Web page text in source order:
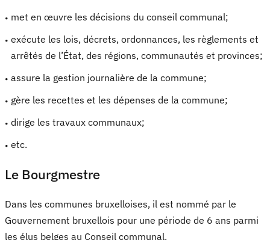
met en œuvre les décisions du conseil communal;
exécute les lois, décrets, ordonnances, les règlements et
arrêtés de l’État, des régions, communautés et provinces;
assure la gestion journalière de la commune;
gère les recettes et les dépenses de la commune;
dirige les travaux communaux;
etc.
Le Bourgmestre
Dans les communes bruxelloises, il est nommé par le
Gouvernement bruxellois pour une période de 6 ans parmi
les élus belges au Conseil communal.